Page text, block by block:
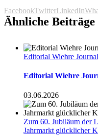
FacebookTwitterLinkedIn
Ähnliche Beiträge
Editorial Wiehre
Editorial Wiehre
03.06.2026
Zum 60. Jubiläum der
Jahrmarkt glücklicher